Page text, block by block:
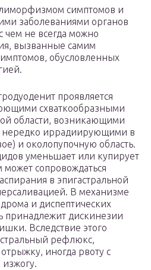
симптомов и
заболеваниями органов
чем не всегда можно
вызванные самим
обусловленных
проявляется
схваткообразными
области, возникающими
нередко иррадиирующими в
и околопупочную область.
уменьшает или купирует
сопровождаться
в эпигастральной
В механизме
и диспептических
принадлежит дискинезии
Вследствие этого
рефлюкс,
иногда рвоту с